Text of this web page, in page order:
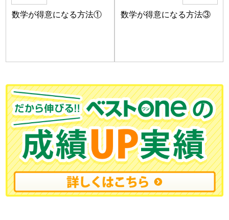
数学が得意になる方法① 数学が得意になる方法③